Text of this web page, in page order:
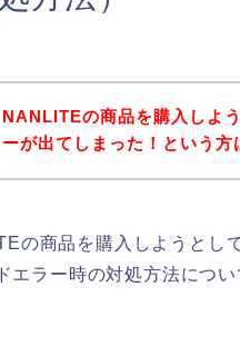
NANLITEの商品を購入しよ
ーが出てしまった！という方
の商品を購入しようとし
エラー時の対処方法につ